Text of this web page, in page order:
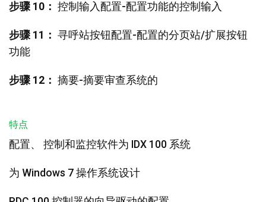
步骤 10： 控制输入配置-配置功能的控制输入
步骤 11： 寻呼站按钮配置-配置的分页站/扩展按钮
功能
步骤 12： 摘要-摘要审查系统的
特点
配置、 控制和监控软件为 IDX 100 系统
为 Windows 7 操作系统设计